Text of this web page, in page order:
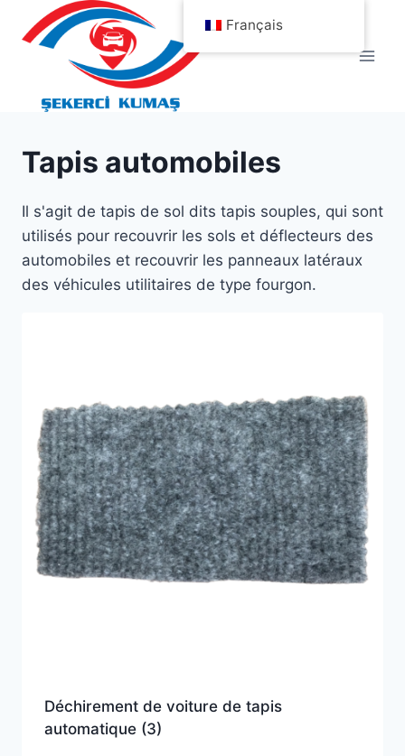
Tapis automobiles
Il s'agit de tapis de sol dits tapis souples, qui sont
utilisés pour recouvrir les sols et déflecteurs des
automobiles et recouvrir les panneaux latéraux
des véhicules utilitaires de type fourgon.
Déchirement de voiture de tapis
automatique (3)
Français